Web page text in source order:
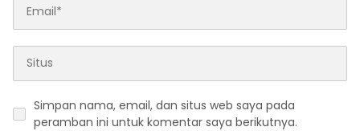
Simpan nama, email, dan situs web saya pada
peramban ini untuk komentar saya berikutnya.